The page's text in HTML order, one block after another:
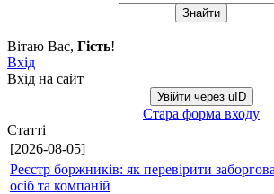
Вітаю Вас, Гість!
Вхід
Вхід на сайт
Увійти через uID
Стара форма входу
Статті
[2026-08-05]
Реєстр боржників: як перевірити
осіб та компаній